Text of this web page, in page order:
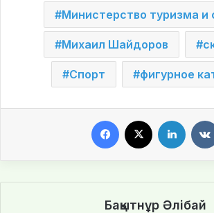
Министерство туризма и
Михаил Шайдоров
Спорт фигурное
Бақытнұр Әлібай